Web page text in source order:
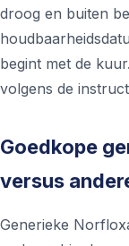
droog en buiten
begint met de
volgens de
Goedkope
versus
Generieke